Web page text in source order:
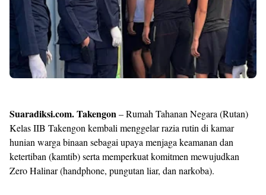
Suaradiksi.com. Takengon– Rumah Tahanan Negara (Rutan)
Kelas IIB Takengon kembali menggelar razia rutin di kamar
hunian warga binaan sebagai upaya menjaga keamanan dan
ketertiban (kamtib) serta memperkuat komitmen mewujudkan
Zero Halinar (handphone, pungutan liar, dan narkoba).